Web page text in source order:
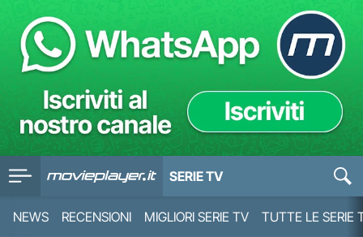
SERIE TV
NEWS RECENSIONI MIGLIORI SERIE TV TUTTE LE SERIE